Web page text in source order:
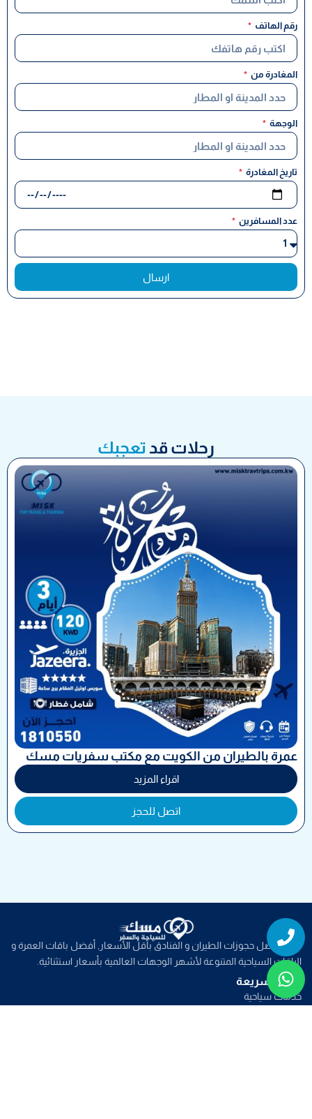
Phone
Whatsapp
رقم الهاتف
المغادرة من
الوجهة
تاريخ المغادرة
عدد المسافرين
ارسال
رحلات قد تعجبك
عمرة بالطيران من الكويت مع مكتب سفريات مسك
اقراء المزيد
اتصل للحجز
نوفر افضل حجوزات الطيران و الفنادق بأقل الأسعار, أفضل باقات العمرة و
الباقات السياحية المتنوعة لأشهر الوجهات العالمية بأسعار استثنائية.
روابط سريعة
خدمات سياحية